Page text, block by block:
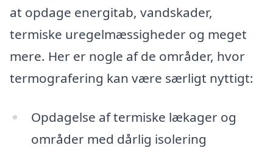
at opdage energitab, vandskader,
termiske uregelmæssigheder og meget
mere. Her er nogle af de områder, hvor
termografering kan være særligt nyttigt:
Opdagelse af termiske lækager og
områder med dårlig isolering